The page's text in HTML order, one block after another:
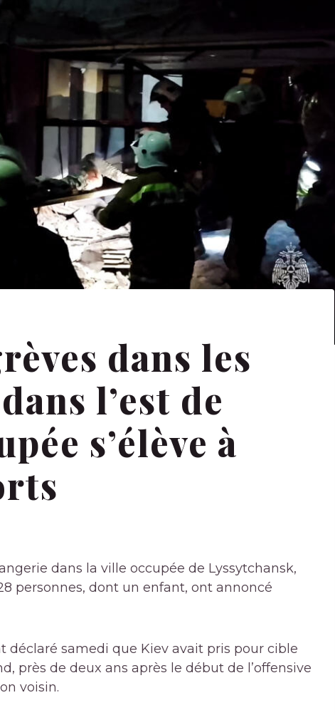
dans les
l’est de
s’élève à
dans la ville occupée de Lyssytchansk,
personnes, dont un enfant, ont annoncé
déclaré samedi que Kiev avait pris pour cible
près de deux ans après le début de l’offensive
voisin.